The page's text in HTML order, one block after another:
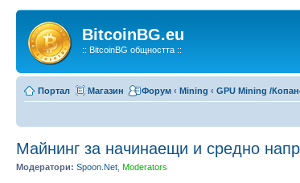
BitcoinBG.eu
:: BitcoinBG общността ::
Портал Магазин Форум ‹ Mining ‹ GPU Mining /
Майнинг за начинаещи и средно
Модератори: Spoon.Net Moderators